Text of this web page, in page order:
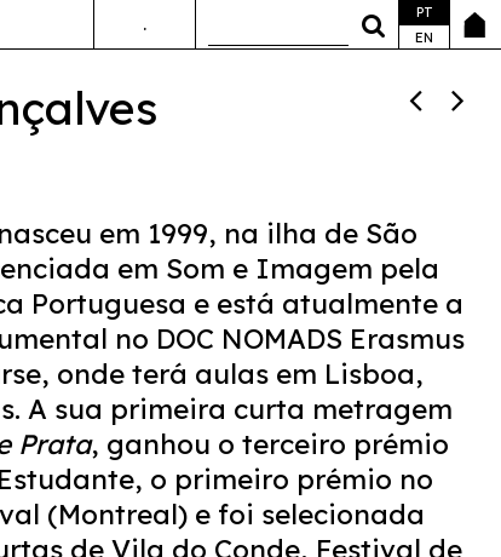
ANDA&FALA
.
PT
EN
em 1999, na ilha de São
em Som e Imagem pela
Portuguesa e está atualmente a
no DOC NOMADS Erasmus
onde terá aulas em Lisboa,
A sua primeira curta metragem
Prata, ganhou o terceiro prémio
o primeiro prémio no
(Montreal) e foi selecionada
de Vila do Conde, Festival de